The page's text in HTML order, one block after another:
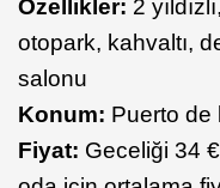
Özellikler: 2
otopark, kahvaltı,
salonu
Konum: Puerto de
Fiyat: Geceliği 34